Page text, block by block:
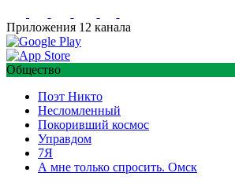
Приложения 12 канала
Общество
Поэт Никто
Несломленный
Покоривший космос
Управдом
7Я
А мне только спросить. Омск